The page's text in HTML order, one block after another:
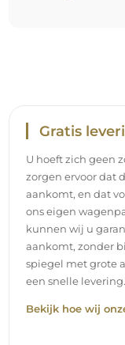
Wij staan in voor
spiegels, terwijl